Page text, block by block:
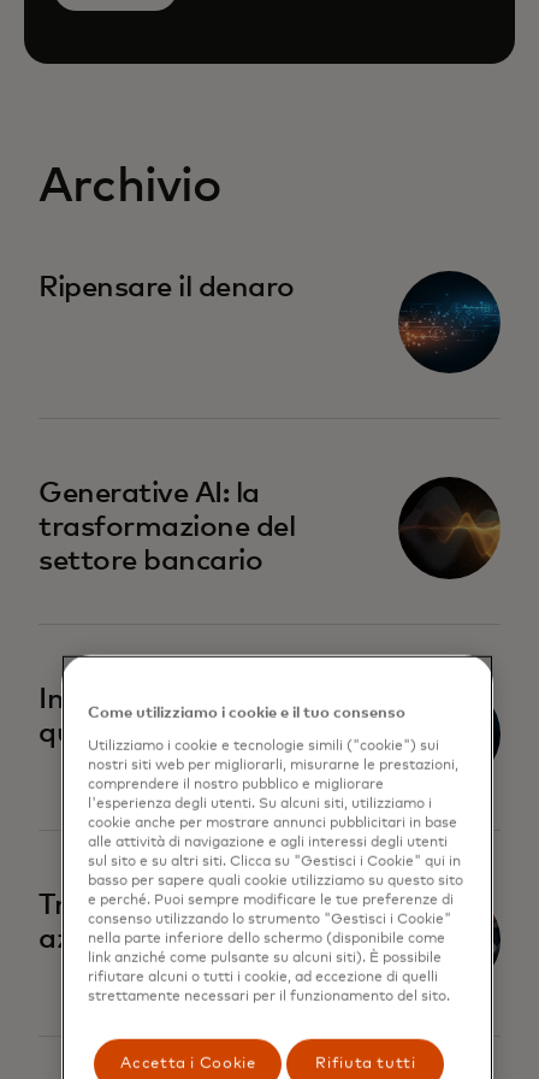
Archivio
Ripensare il denaro
si apre in una nuova scheda
Generative AI: la
trasformazione del
settore bancario
si apre in una nuova scheda
Introduzione al calcolo
quantistico
si apre in una nuova scheda
Trasformare le tesorerie
aziendali
si apre in una nuova scheda
Come utilizziamo i cookie e il tuo consenso
Utilizziamo i cookie e tecnologie simili ("cookie") sui
nostri siti web per migliorarli, misurarne le prestazioni,
comprendere il nostro pubblico e migliorare
l'esperienza degli utenti. Su alcuni siti, utilizziamo i
cookie anche per mostrare annunci pubblicitari in base
alle attività di navigazione e agli interessi degli utenti
sul sito e su altri siti. Clicca su "Gestisci i Cookie" qui in
basso per sapere quali cookie utilizziamo su questo sito
e perché. Puoi sempre modificare le tue preferenze di
consenso utilizzando lo strumento "Gestisci i Cookie"
nella parte inferiore dello schermo (disponibile come
link anziché come pulsante su alcuni siti). È possibile
rifiutare alcuni o tutti i cookie, ad eccezione di quelli
strettamente necessari per il funzionamento del sito.
Accetta i Cookie Rifiuta tutti